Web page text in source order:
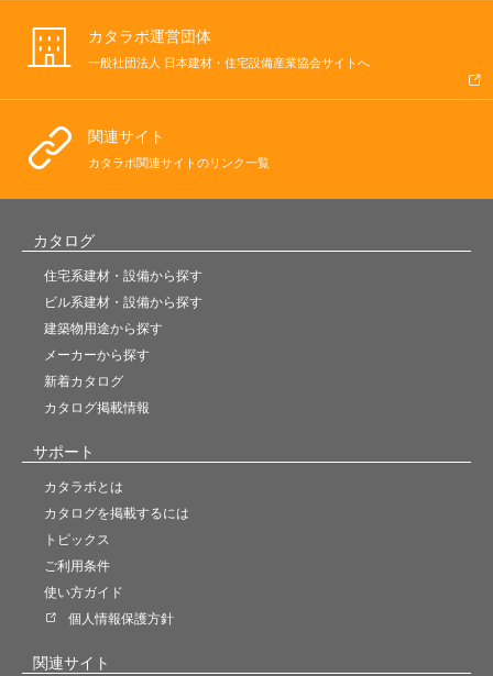
カタラボ運営団体
一般社団法人 日本建材・住宅設備産業協会サイトへ
関連サイト
カタラボ関連サイトのリンク一覧
カタログ
住宅系建材・設備から探す
ビル系建材・設備から探す
建築物用途から探す
メーカーから探す
新着カタログ
カタログ掲載情報
サポート
カタラボとは
カタログを掲載するには
トピックス
ご利用条件
使い方ガイド
個人情報保護方針
関連サイト